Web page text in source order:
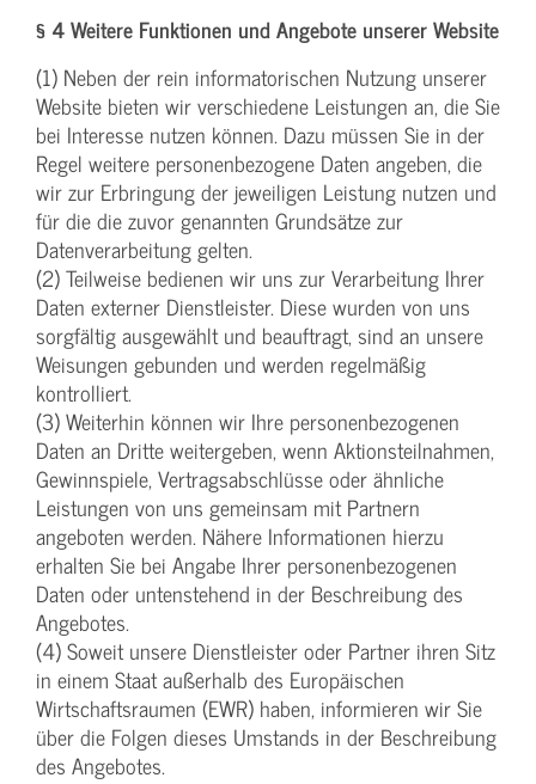
§ 4 Weitere Funktionen und Angebote unserer Website
(1) Neben der rein informatorischen Nutzung unserer
Website bieten wir verschiedene Leistungen an, die Sie
bei Interesse nutzen können. Dazu müssen Sie in der
Regel weitere personenbezogene Daten angeben, die
wir zur Erbringung der jeweiligen Leistung nutzen und
für die die zuvor genannten Grundsätze zur
Datenverarbeitung gelten.
(2) Teilweise bedienen wir uns zur Verarbeitung Ihrer
Daten externer Dienstleister. Diese wurden von uns
sorgfältig ausgewählt und beauftragt, sind an unsere
Weisungen gebunden und werden regelmäßig
kontrolliert.
(3) Weiterhin können wir Ihre personenbezogenen
Daten an Dritte weitergeben, wenn Aktionsteilnahmen,
Gewinnspiele, Vertragsabschlüsse oder ähnliche
Leistungen von uns gemeinsam mit Partnern
angeboten werden. Nähere Informationen hierzu
erhalten Sie bei Angabe Ihrer personenbezogenen
Daten oder untenstehend in der Beschreibung des
Angebotes.
(4) Soweit unsere Dienstleister oder Partner ihren Sitz
in einem Staat außerhalb des Europäischen
Wirtschaftsraumen (EWR) haben, informieren wir Sie
über die Folgen dieses Umstands in der Beschreibung
des Angebotes.